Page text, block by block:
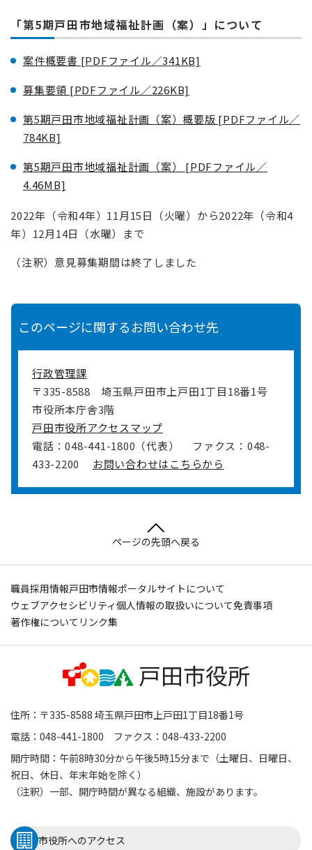
「第5期戸田市地域福祉計画（案）」について
案件概要書 [PDFファイル／341KB]
募集要領 [PDFファイル／226KB]
第5期戸田市地域福祉計画（案）概要版 [PDFファイル／
784KB]
第5期戸田市地域福祉計画（案） [PDFファイル／
4.46MB]
2022年（令和4年）11月15日（火曜）から2022年（令和4
年）12月14日（水曜）まで
（注釈）意見募集期間は終了しました
このページに関するお問い合わせ先
行政管理課
〒335-8588
埼玉県戸田市上戸田1丁目18番1号
市役所本庁舎3階
戸田市役所アクセスマップ
電話：048-441-1800（代表）
ファクス：048-
433-2200
お問い合わせはこちらから
ページの先頭へ戻る
職員採用情報戸田市情報ポータルサイトについて
ウェブアクセシビリティ個人情報の取扱いについて免責事項
著作権について リンク集
住所：〒335-8588 埼玉県戸田市上戸田1丁目18番1号
電話：048-441-1800 ファクス：048-433-2200
開庁時間：午前8時30分から午後5時15分まで（土曜日、日曜日、
祝日、休日、年末年始を除く）
（注釈）一部、開庁時間が異なる組織、施設があります。
市役所へのアクセス